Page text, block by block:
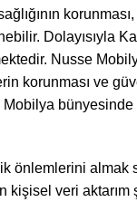
Dolayısıyla
Nusse
korunması ve
bünyesinde
önlemlerini
veri aktarım